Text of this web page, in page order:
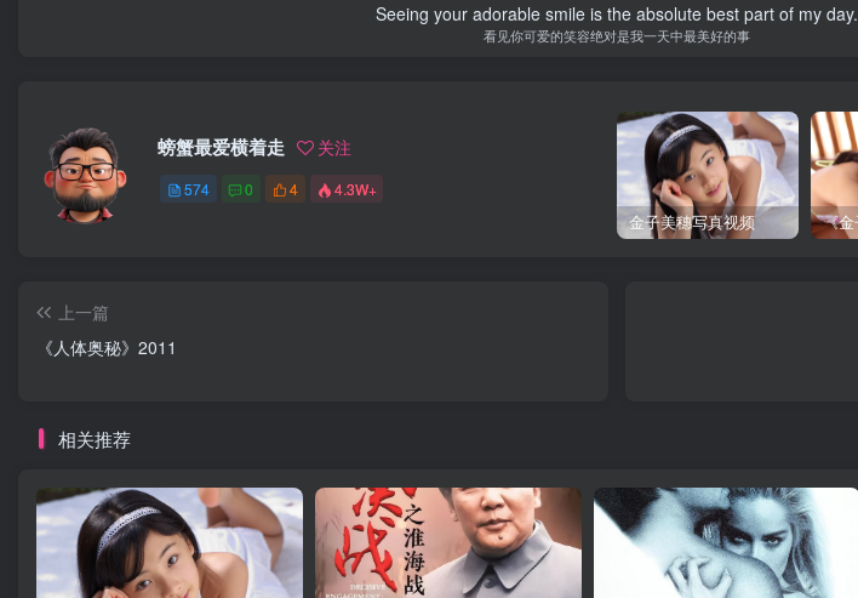
Seeing your adorable smile is the absolute best part of my day.
看见你可爱的笑容绝对是我一天中最美好的事
螃蟹最爱横着走 关注
574 0 4 4.3W+
金子美穗写真视频
上一篇
《人体奥秘》2011
相关推荐